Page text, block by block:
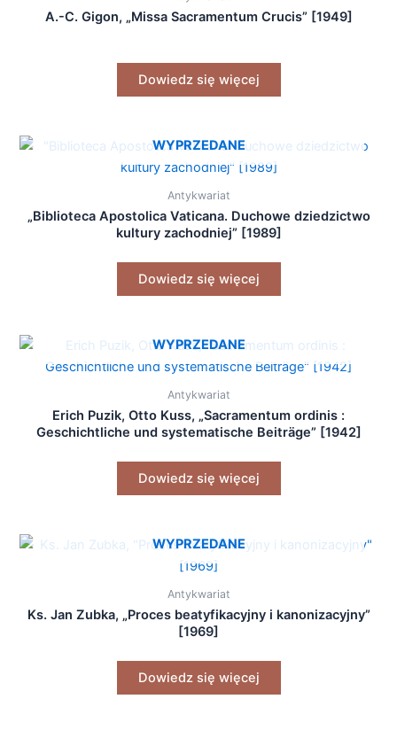
A.-C. Gigon, „Missa Sacramentum Crucis” [1949]
Dowiedz się więcej
WYPRZEDANE
Antykwariat
„Biblioteca Apostolica Vaticana. Duchowe dziedzictwo
kultury zachodniej” [1989]
Dowiedz się więcej
WYPRZEDANE
Antykwariat
Erich Puzik, Otto Kuss, „Sacramentum ordinis :
Geschichtliche und systematische Beiträge” [1942]
Dowiedz się więcej
WYPRZEDANE
Antykwariat
Ks. Jan Zubka, „Proces beatyfikacyjny i kanonizacyjny”
[1969]
Dowiedz się więcej